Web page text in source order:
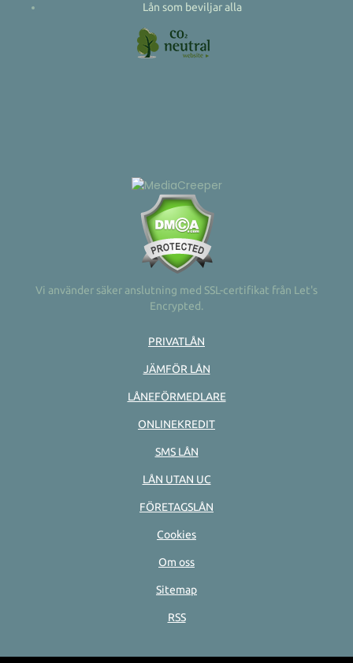
Lån som beviljar alla
Vi använder säker anslutning med SSL-certifikat från Let's
Encrypted.
PRIVATLÅN
JÄMFÖR LÅN
LÅNEFÖRMEDLARE
ONLINEKREDIT
SMS LÅN
LÅN UTAN UC
FÖRETAGSLÅN
Cookies
Om oss
Sitemap
RSS